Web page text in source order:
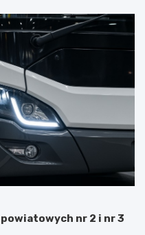
nr 2 i nr 3